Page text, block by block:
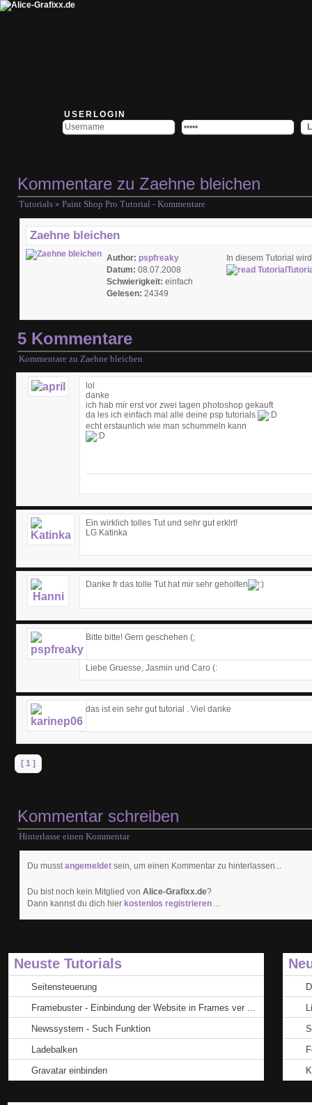
USERLOGIN
Kommentare zu Zaehne bleichen
Tutorials » Paint Shop Pro Tutorial - Kommentare
Zaehne bleichen
Author: pspfreaky
Datum: 08.07.2008
Schwierigkeit: einfach
Gelesen: 24349
In diesem Tutorial
5 Kommentare
Kommentare zu Zaehne bleichen
lol
danke
ich hab mir erst vor zwei tagen photoshop gekauft
da les ich einfach mal alle deine psp tutorials
echt erstaunlich wie man schummeln kann
Ein wirklich tolles Tut und sehr gut erklrt!
LG Katinka
Danke fr das tolle Tut hat mir sehr geholfen
Bitte bitte! Gern geschehen (;
Liebe Gruesse, Jasmin und Caro (:
das ist ein sehr gut tutorial . Viel danke
[ 1 ]
Kommentar schreiben
Hinterlasse einen Kommentar
Du musstangemeldet sein, um einen Kommentar zu hinterlassen...
Du bist noch kein Mitglied von Alice-Grafixx.de?
Dann kannst du dich hier kostenlos registrieren ...
Neuste Tutorials
Seitensteuerung
Framebuster - Einbindung der Website in Frames ver ...
Newssystem - Such Funktion
Ladebalken
Gravatar einbinden